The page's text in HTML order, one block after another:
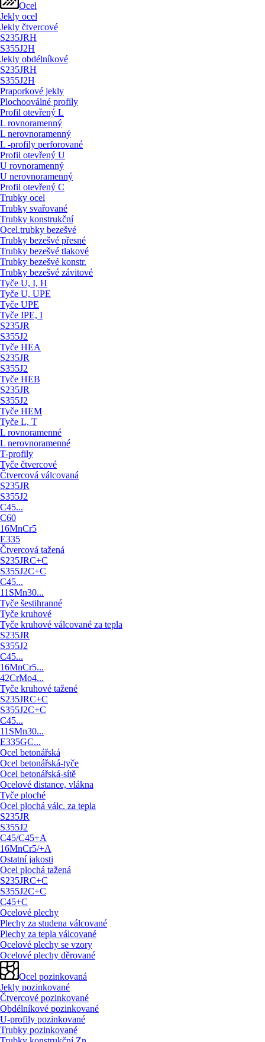
Ocel
Jekly ocel
Jekly čtvercové
S235JRH
S355J2H
Jekly obdélníkové
S235JRH
S355J2H
Praporkové jekly
Plochooválné profily
Profil otevřený L
L rovnoramenný
L nerovnoramenný
L -profily perforované
Profil otevřený U
U rovnoramenný
U nerovnoramenný
Profil otevřený C
Trubky ocel
Trubky svařované
Trubky konstrukční
Ocel.trubky bezešvé
Trubky bezešvé přesné
Trubky bezešvé tlakové
Trubky bezešvé konstr.
Trubky bezešvé závitové
Tyče U, I, H
Tyče U, UPE
Tyče UPE
Tyče IPE, I
S235JR
S355J2
Tyče HEA
S235JR
S355J2
Tyče HEB
S235JR
S355J2
Tyče HEM
Tyče L, T
L rovnoramenné
L nerovnoramenné
T-profily
Tyče čtvercové
Čtvercová válcovaná
S235JR
S355J2
C45...
C60
16MnCr5
E335
Čtvercová tažená
S235JRC+C
S355J2C+C
C45...
11SMn30...
Tyče šestihranné
Tyče kruhové
Tyče kruhové válcované za tepla
S235JR
S355J2
C45...
16MnCr5...
42CrMo4...
Tyče kruhové tažené
S235JRC+C
S355J2C+C
C45...
11SMn30...
E335GC...
Ocel betonářská
Ocel betonářská-tyče
Ocel betonářská-sítě
Ocelové distance, vlákna
Tyče ploché
Ocel plochá válc. za tepla
S235JR
S355J2
C45/C45+A
16MnCr5/+A
Ostatní jakosti
Ocel plochá tažená
S235JRC+C
S355J2C+C
C45+C
Ocelové plechy
Plechy za studena válcované
Plechy za tepla válcované
Ocelové plechy se vzory
Ocelové plechy děrované
Ocel pozinkovaná
Jekly pozinkované
Čtvercové pozinkované
Obdélníkové pozinkované
U-profily pozinkované
Trubky pozinkované